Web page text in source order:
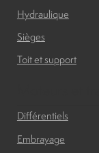
Hydraulique
Sièges
Toit et support
Différentiels
Embrayage